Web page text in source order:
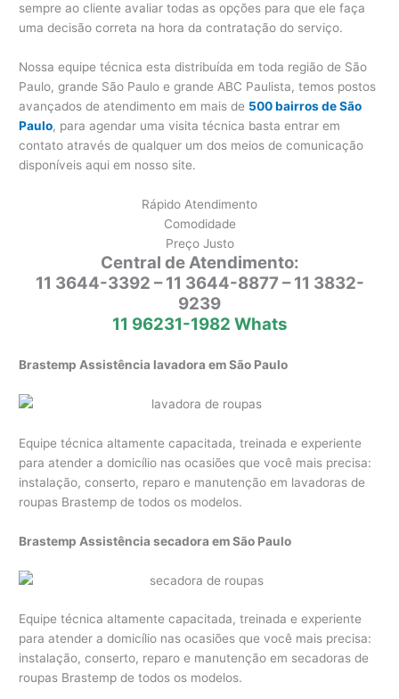
sempre ao cliente avaliar todas as opções para que ele faça
uma decisão correta na hora da contratação do serviço.
Nossa equipe técnica esta distribuída em toda região de São
Paulo, grande São Paulo e grande ABC Paulista, temos postos
avançados de atendimento em mais de 500 bairros de São
Paulo, para agendar uma visita técnica basta entrar em
contato através de qualquer um dos meios de comunicação
disponíveis aqui em nosso site.
Rápido Atendimento
Comodidade
Preço Justo
Central de Atendimento:
11 3644-3392 – 11 3644-8877 – 11 3832-
9239
11 96231-1982 Whats
Brastemp Assistência lavadora em São Paulo
Equipe técnica altamente capacitada, treinada e experiente
para atender a domicílio nas ocasiões que você mais precisa:
instalação, conserto, reparo e manutenção em lavadoras de
roupas Brastemp de todos os modelos.
Brastemp Assistência secadora em São Paulo
Equipe técnica altamente capacitada, treinada e experiente
para atender a domicílio nas ocasiões que você mais precisa:
instalação, conserto, reparo e manutenção em secadoras de
roupas Brastemp de todos os modelos.